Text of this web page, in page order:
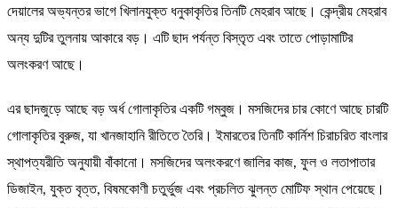
দেয়ালের অভ্যন্তর ভাগে খিলানযুক্ত ধনুকাকৃতির তিনটি মেহরাব আছে। কেন্দ্রীয় মেহরাব
অন্য দুটির তুলনায় আকারে বড়। এটি ছাদ পর্যন্ত বিস্তৃত এবং তাতে পোড়ামাটির
অলংকরণ আছে।
এর ছাদজুড়ে আছে বড় অর্ধ গোলাকৃতির একটি গম্বুজ। মসজিদের চার কোণে আছে চারটি
গোলাকৃতির বুরুজ, যা খানজাহানি রীতিতে তৈরি। ইমারতের তিনটি কার্নিশ চিরাচরিত বাংলার
স্থাপত্যরীতি অনুযায়ী বাঁকানো। মসজিদের অলংকরণে জালির কাজ, ফুল ও লতাপাতার
ডিজাইন, যুক্ত বৃত্ত, বিষমকোণী চতুর্ভুজ এবং প্রচলিত ঝুলন্ত মোটিফ স্থান পেয়েছে।